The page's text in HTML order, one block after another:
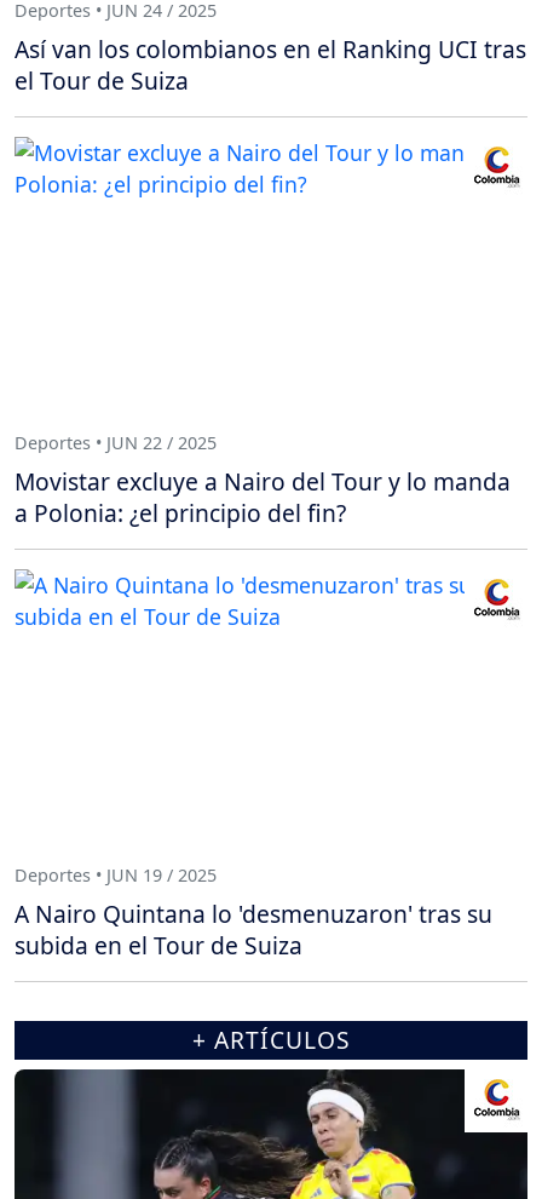
Deportes • JUN 24 / 2025
Así van los colombianos en el Ranking UCI tras
el Tour de Suiza
Deportes • JUN 22 / 2025
Movistar excluye a Nairo del Tour y lo manda
a Polonia: ¿el principio del fin?
Deportes • JUN 19 / 2025
A Nairo Quintana lo 'desmenuzaron' tras su
subida en el Tour de Suiza
+ ARTÍCULOS